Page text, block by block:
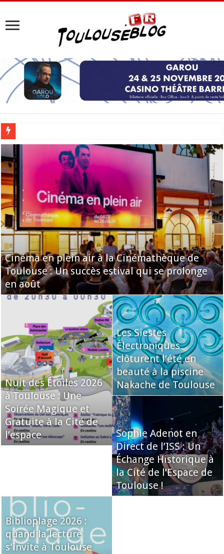
Les Nocturnes de la Cité de l’espace 2026 : l’événement incontournable de
Cinéma en plein air à la Cinémathèque de
Toulouse : Un succès estival qui se prolonge
en août
Nuit des Étoiles 2026
à Toulouse : Une
Soirée Magique et
Gratuite à la Cité de
l’espace
Les Siestes
Électroniques
clôturent l’été en
beauté à la piscine
Nakache de Toulouse
Sophie Adenot en
Direct de l’ISS : Un
Échange Historique à
la Cité de l’Espace de
Toulouse !
Biblioplage 2026 :
quand la lecture
s’invite à Toulouse